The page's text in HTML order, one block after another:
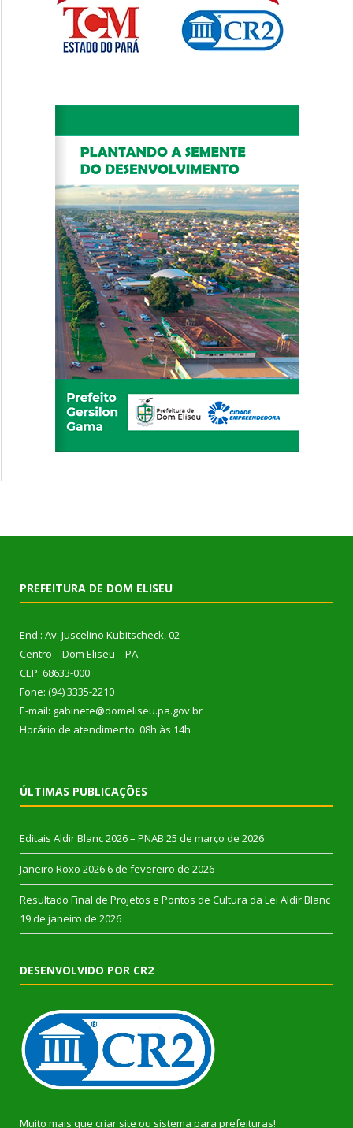
PREFEITURA DE DOM ELISEU
End.: Av. Juscelino Kubitscheck, 02
Centro – Dom Eliseu – PA
CEP: 68633-000
Fone: (94) 3335-2210
E-mail: gabinete@domeliseu.pa.gov.br
Horário de atendimento: 08h às 14h
ÚLTIMAS PUBLICAÇÕES
Editais Aldir Blanc 2026 – PNAB 25 de março de 2026
Janeiro Roxo 2026 6 de fevereiro de 2026
Resultado Final de Projetos e Pontos de Cultura da Lei Aldir Blanc
19 de janeiro de 2026
DESENVOLVIDO POR CR2
Muito mais que criar site ou sistema para prefeituras!